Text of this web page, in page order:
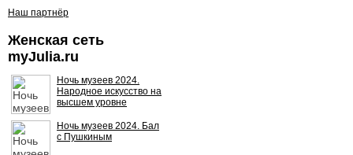
Наш партнёр
Женская сеть
myJulia.ru
Ночь музеев 2024.
Народное искусство на
высшем уровне
Ночь музеев 2024. Бал
с Пушкиным